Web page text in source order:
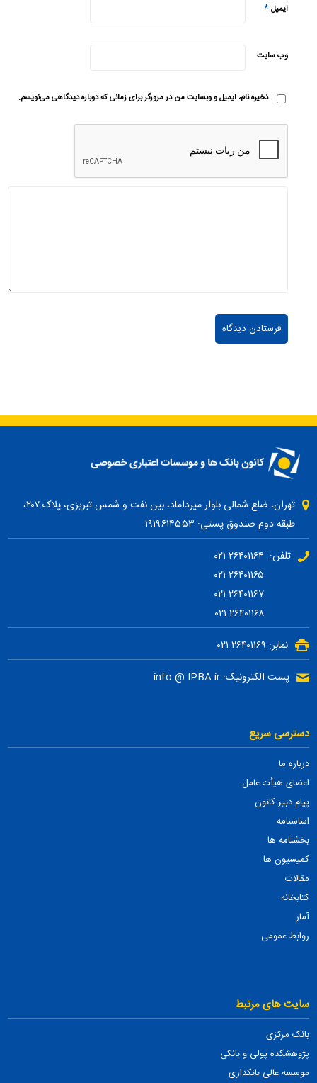
ایمیل*
وب‌ سایت
ذخیره نام، ایمیل و وبسایت من در مرورگر برای زمانی که دوباره دیدگاهی می‌نویسم.
تهران، ضلع شمالی بلوار میرداماد، بین نفت و شمس تبریزی، پلاک ۲۰۷،
طبقه دوم صندوق پستی: ۱۹۱۹۶۱۴۵۵۳
تلفن: ۲۶۴۰۱۱۶۴ ۰۲۱
۲۶۴۰۱۱۶۷ ۰۲۱
۲۶۴۰۱۱۶۸ ۰۲۱
نمابر: ۲۶۴۰۱۱۶۹ ۰۲۱
پست الکترونیک: info @ IPBA.ir
دسترسی سریع
درباره ما
اعضای هیأت عامل
پیام دبیر کانون
اساسنامه
بخشنامه ها
کمیسیون ها
مقالات
کتابخانه
آمار
روابط عمومی
سایت های مرتبط
بانک مرکزی
پژوهشکده پولی و بانکی
موسسه عالی بانکداری